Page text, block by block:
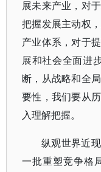
展未来产业，对
把握发展主动权
产业体系，对于
展和社会全面进
断，从战略和全
要性，我们要从
入理解把握。
纵观世界近
一批重塑竞争格